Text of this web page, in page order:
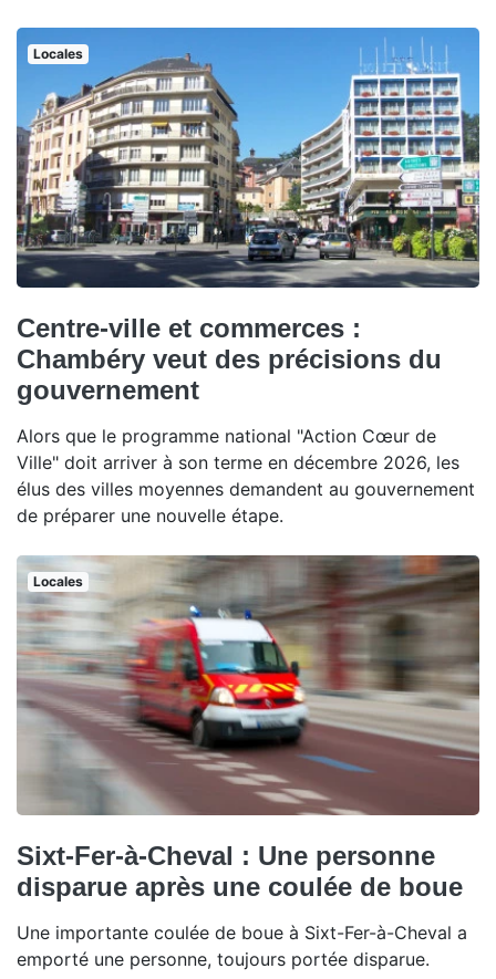
Locales
Centre-ville et commerces :
Chambéry veut des précisions du
gouvernement
Alors que le programme national "Action Cœur de
Ville" doit arriver à son terme en décembre 2026, les
élus des villes moyennes demandent au gouvernement
de préparer une nouvelle étape.
Locales
Sixt-Fer-à-Cheval : Une personne
disparue après une coulée de boue
Une importante coulée de boue à Sixt-Fer-à-Cheval a
emporté une personne, toujours portée disparue.